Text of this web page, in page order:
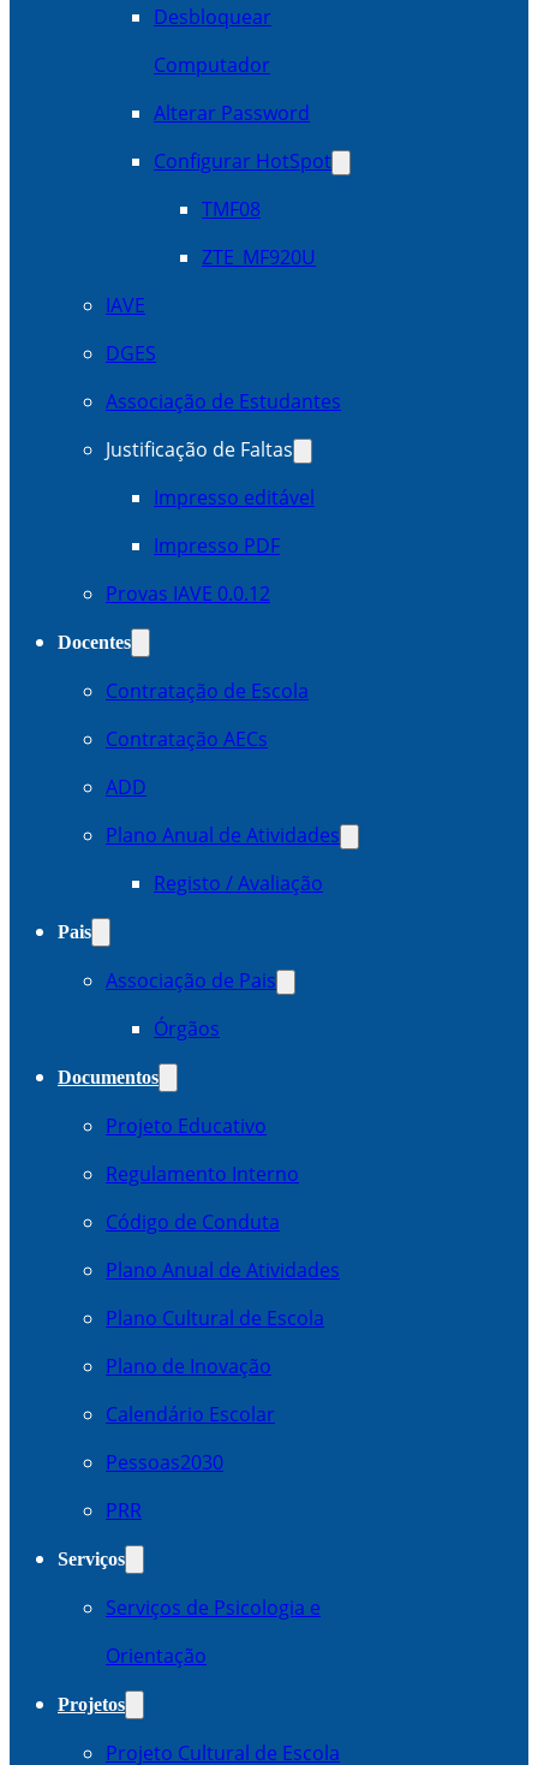
Desbloquear
Computador
Alterar Password
Configurar HotSpot
TMF08
ZTE_MF920U
IAVE
DGES
Associação de Estudantes
Justificação de Faltas
Impresso editável
Impresso PDF
Provas IAVE 0.0.12
Docentes
Contratação de Escola
Contratação AECs
ADD
Plano Anual de Atividades
Registo / Avaliação
Pais
Associação de Pais
Órgãos
Documentos
Projeto Educativo
Regulamento Interno
Código de Conduta
Plano Anual de Atividades
Plano Cultural de Escola
Plano de Inovação
Calendário Escolar
Pessoas2030
PRR
Serviços
Serviços de Psicologia e
Orientação
Projetos
Projeto Cultural de Escola